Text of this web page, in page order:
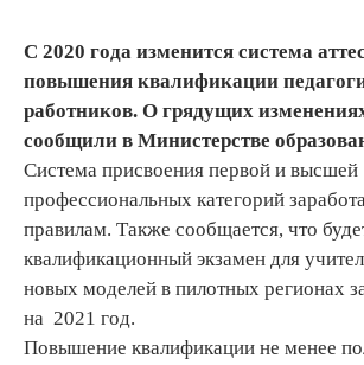
С 2020 года изменится система
повышения квалификации
работников. О грядущих
сообщили в Министерстве
Система присвоения первой и высшей
профессиональных категорий
правилам. Также сообщается, что
квалификационный экзамен для
новых моделей в пилотных регионах
на 2021 год.
Повышение квалификации не менее